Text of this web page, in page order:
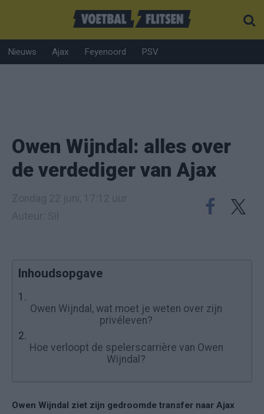
Nieuws Ajax Feyenoord PSV
Owen Wijndal: alles over
de verdediger van Ajax
Inhoudsopgave
1.
Owen Wijndal, wat moet je weten over zijn
privéleven?
2.
Hoe verloopt de spelerscarrière van Owen
Wijndal?
Owen Wijndal ziet zijn gedroomde transfer naar Ajax